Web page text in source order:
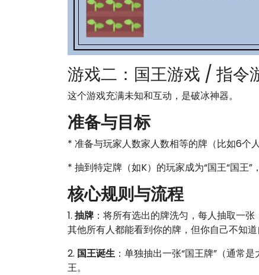
游戏二：国王游戏 / 指令
这个游戏充满未知和互动，是破冰神器。
准备与目标
* 准备与玩家人数家人数相等的牌（比如6个
* 抽到特定牌（如K）的玩家成为“国王“国王”
核心规则与流程
1. 抽牌 ：将所有选出的牌洗匀，每人抽取一张
其他所有人都能看到你的牌，但你自己不知道
2. 国王诞生 ：单独抽出一张“国王牌”（通常
王。